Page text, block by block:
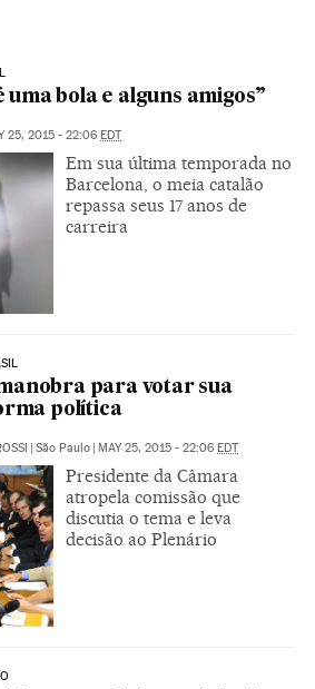
uma bola e alguns amigos”
25, 2015 - 22:06 EDT
Em sua última temporada no
Barcelona, o meia catalão
repassa seus 17 anos de
carreira
para votar sua
política
| São Paulo | MAY 25, 2015 - 22:06 EDT
Presidente da Câmara
atropela comissão que
discutia o tema e leva
decisão ao Plenário